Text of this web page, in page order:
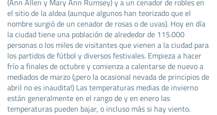
el sitio de la aldea (aunque algunos han teorizado que el
nombre surgió de un cenador de rosas o de uvas). Hoy en día
la ciudad tiene una población de alrededor de 115.000
personas o los miles de visitantes que vienen a la ciudad para
los partidos de fútbol y diversos festivales. Empieza a hacer
frío a finales de octubre y comienza a calentarse de nuevo a
mediados de marzo (¡pero la ocasional nevada de principios de
abril no es inaudita!) Las temperaturas medias de invierno
están generalmente en el rango de y en enero las
temperaturas pueden bajar, o incluso más si hay viento.